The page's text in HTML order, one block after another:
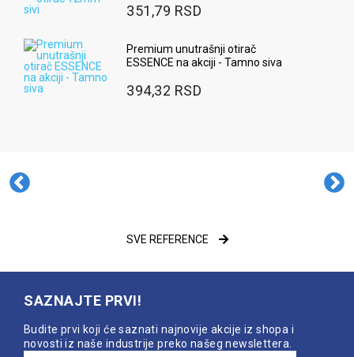
351,79 RSD
Premium unutrašnji otirač
ESSENCE na akciji - Tamno siva
394,32 RSD
SVE REFERENCE
SAZNAJTE PRVI!
Budite prvi koji će saznati najnovije akcije iz shopa i
novosti iz naše industrije preko našeg newslettera.